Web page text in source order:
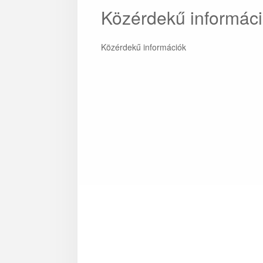
Közérdekű
Közérdekű információk